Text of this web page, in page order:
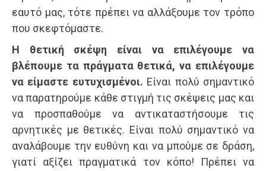
εαυτό μας, τότε πρέπει να αλλάξουμε τον τρόπο
που σκεφτόμαστε.
Η θετική σκέψη είναι να επιλέγουμε να
βλέπουμε τα πράγματα θετικά, να επιλέγουμε
να είμαστε ευτυχισμένοι. Είναι πολύ σημαντικό
να παρατηρούμε κάθε στιγμή τις σκέψεις μας και
να προσπαθούμε να αντικαταστήσουμε τις
αρνητικές με θετικές. Είναι πολύ σημαντικό να
αναλάβουμε την ευθύνη και να μπούμε σε δράση,
γιατί αξίζει πραγματικά τον κόπο! Πρέπει να